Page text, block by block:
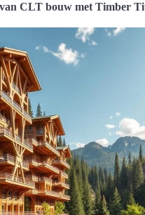
CLT bouw met Timber